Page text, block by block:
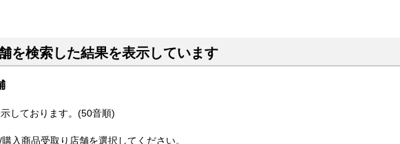
を検索した結果を表示しています
しております。(50音順)
入商品受取り店舗を選択してください。